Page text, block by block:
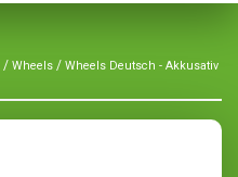
/ Wheels / Wheels Deutsch - Akkusativ